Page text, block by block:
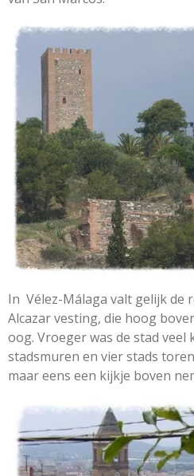
In Vélez-Málaga valt gelijk de
Alcazar vesting, die hoog
oog. Vroeger was de stad veel
stadsmuren en vier stads
maar eens een kijkje boven